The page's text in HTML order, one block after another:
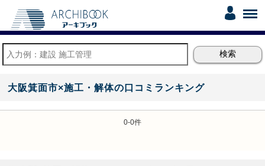
大阪箕面市×施工・解体の口コミランキング
0-0件